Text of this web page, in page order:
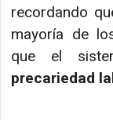
recordando
mayoría de
que el
precariedad